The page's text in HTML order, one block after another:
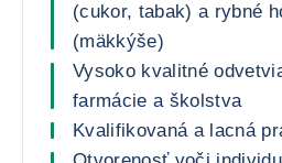
(cukor, tabak) a rybné
(mäkkýše)
Vysoko kvalitné
farmácie a školstva
Kvalifikovaná a lacná